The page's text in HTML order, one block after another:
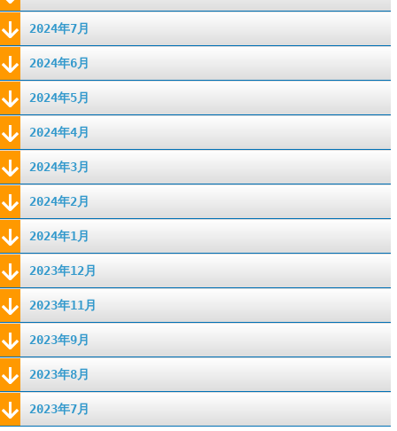
2024年7月
2024年6月
2024年5月
2024年4月
2024年3月
2024年2月
2024年1月
2023年12月
2023年11月
2023年9月
2023年8月
2023年7月